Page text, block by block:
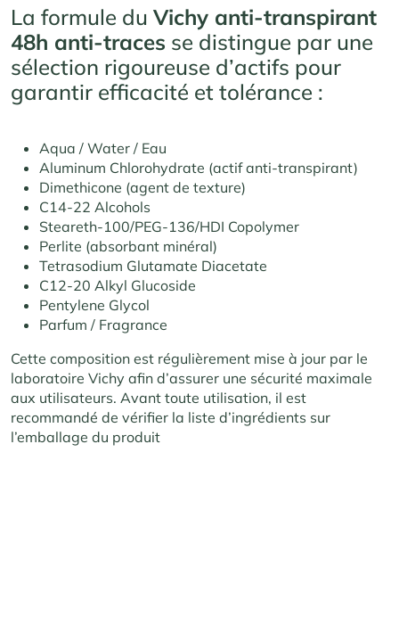
La formule du Vichy anti-transpirant
48h anti-traces se distingue par une
sélection rigoureuse d’actifs pour
garantir efficacité et tolérance :
Aqua / Water / Eau
Aluminum Chlorohydrate (actif anti-transpirant)
Dimethicone (agent de texture)
C14-22 Alcohols
Steareth-100/PEG-136/HDI Copolymer
Perlite (absorbant minéral)
Tetrasodium Glutamate Diacetate
C12-20 Alkyl Glucoside
Pentylene Glycol
Parfum / Fragrance
Cette composition est régulièrement mise à jour par le
laboratoire Vichy afin d’assurer une sécurité maximale
aux utilisateurs. Avant toute utilisation, il est
recommandé de vérifier la liste d’ingrédients sur
l’emballage du produit